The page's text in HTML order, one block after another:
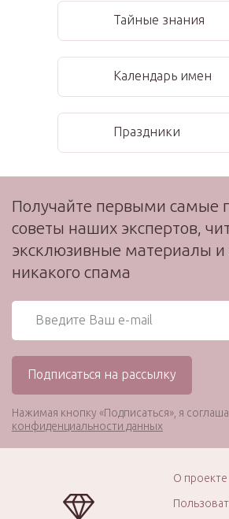
Тайные знания
Календарь имен
Праздники
Получайте первыми самые
советы наших экспертов,
эксклюзивные материалы и
никакого спама
Нажимая кнопку «Подписаться», я
конфиденциальности данных
О проекте